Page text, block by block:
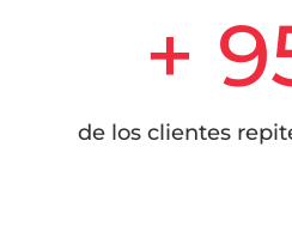
+
de los clientes